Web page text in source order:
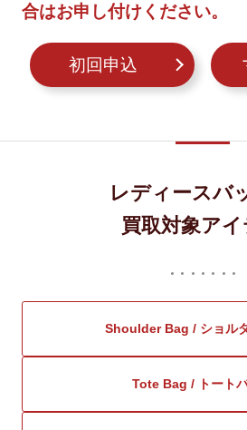
合はお申し付けください。
初回申込
レディースバ
買取対象アイ
Shoulder Bag / ショル
Tote Bag / トート